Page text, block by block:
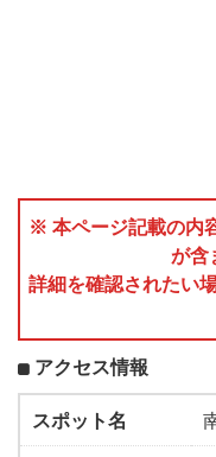
※ 本ページ記載の内
が含
詳細を確認されたい
アクセス情報
スポット名